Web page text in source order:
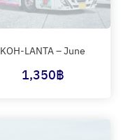
KOH-LANTA – June
1,350฿